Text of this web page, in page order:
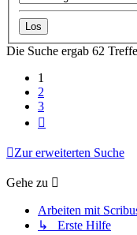
Die Suche ergab 62
1
2
3
Zur erweiterten Suche
Gehe zu
Arbeiten mit
↳ Erste Hilfe